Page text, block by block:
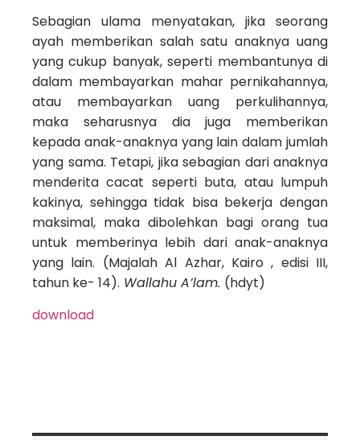
Sebagian ulama menyatakan, jika seorang
ayah memberikan salah satu anaknya uang
yang cukup banyak, seperti membantunya di
dalam membayarkan mahar pernikahannya,
atau membayarkan uang perkulihannya,
maka seharusnya dia juga memberikan
kepada anak-anaknya yang lain dalam jumlah
yang sama. Tetapi, jika sebagian dari anaknya
menderita cacat seperti buta, atau lumpuh
kakinya, sehingga tidak bisa bekerja dengan
maksimal, maka dibolehkan bagi orang tua
untuk memberinya lebih dari anak-anaknya
yang lain. (Majalah Al Azhar, Kairo , edisi III,
tahun ke- 14). Wallahu A’lam. (hdyt)
download